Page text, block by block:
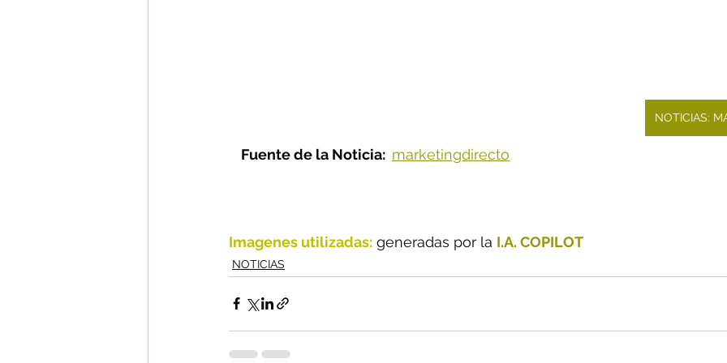
NOTICIAS:
Fuente de la Noticia: marketingdirecto
Imagenes utilizadas: generadas por la I.A. COPILOT
NOTICIAS